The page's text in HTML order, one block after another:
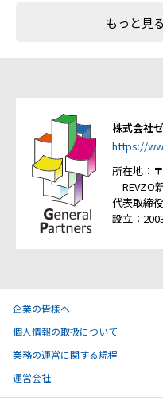
もっと見る
株式会社
https://
所在地：
REVZO
代表取締
設立：
企業の皆様へ
個人情報の取扱について
業務の運営に関する規程
運営会社